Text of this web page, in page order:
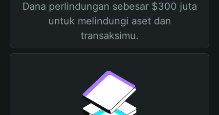
Dana perlindungan sebesar $300 juta
untuk melindungi aset dan
transaksimu.